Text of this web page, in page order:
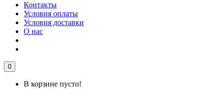
Контакты
Условия оплаты
Условия доставки
О нас
0
В корзине пусто!